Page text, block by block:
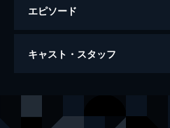
エピソード
ビッグ・ガン
キャスト・スタッフ